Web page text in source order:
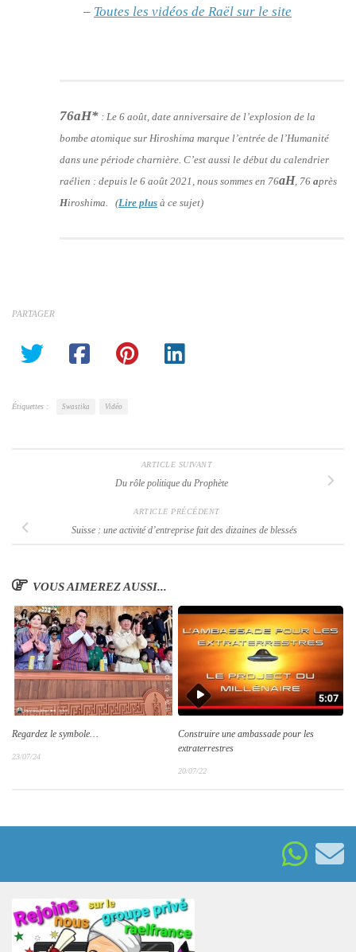
– Toutes les vidéos de Raël sur le site
76aH* : Le 6 août, date anniversaire de l’explosion de la
bombe atomique sur Hiroshima marque l’entrée de l’Humanité
dans une période charnière. C’est aussi le début du calendrier
raélien : depuis le 6 août 2021, nous sommes en 76aH, 76 après
Hiroshima. (Lire plus à ce sujet)
PARTAGER
Étiquettes : Swastika Vidéo
ARTICLE SUIVANT
Du rôle politique du Prophète
ARTICLE PRÉCÉDENT
Suisse : une activité d’entreprise fait des dizaines de blessés
VOUS AIMEREZ AUSSI...
Regardez le symbole…
23/07/24
Construire une ambassade pour les
extraterrestres
20/07/22